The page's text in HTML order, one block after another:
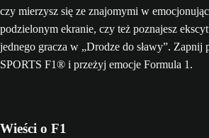
czy mierzysz się ze znajomymi w
podzielonym ekranie, czy też poznajesz
jednego gracza w „Drodze do sławy”. Zapnij
SPORTS F1® i przeżyj emocje Formula 1.
Wieści o F1